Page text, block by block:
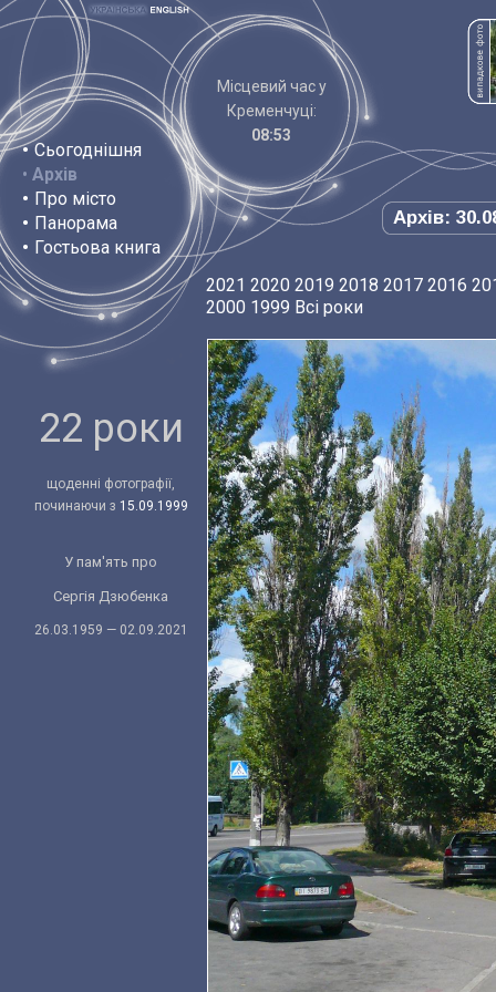
• Сьогоднішня
• Архів
• Про місто
• Панорама
• Гостьова книга
Місцевий час у
Кременчуці:
08:53
Архів:
22 роки
щоденні фотографії,
починаючи з 15.09.1999
У пам'ять про
Сергія Дзюбенка
26.03.1959 — 02.09.2021
2021 2020 2019 2018 2017 2016
2000 1999 Всі роки